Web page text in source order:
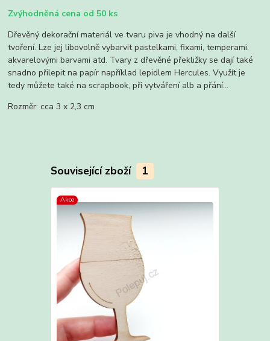
Zvýhodněná cena od 50 ks
Dřevěný dekorační materiál ve tvaru piva je vhodný na další
tvoření. Lze jej libovolně vybarvit pastelkami, fixami, temperami,
akvarelovými barvami atd. Tvary z dřevěné překližky se dají také
snadno přilepit na papír například lepidlem Hercules. Využít je
tedy můžete také na scrapbook, při vytváření alb a přání...
Rozměr: cca 3 x 2,3 cm
Související zboží 1
Akce